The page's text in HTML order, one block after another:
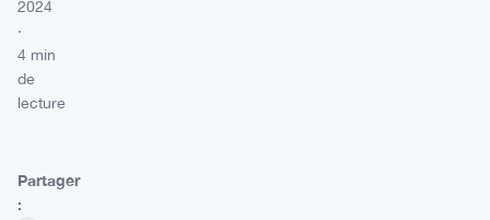
2024
·
4 min
de
lecture
Partager
: